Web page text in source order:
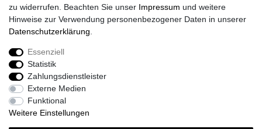
Rechtliches
AGB
Widerrufs­recht
Widerrufs­formular
Impressum
Daten­schutz­erklärung
Vertrag Widerrufen
zu widerrufen. Beachten Sie unser Impressum und weitere
Hinweise zur Verwendung personenbezogener Daten in unserer
Daten­schutz­erklärung
Essenziell
Statistik
Zahlungsdienstleister
Externe Medien
Funktional
Weitere Einstellungen